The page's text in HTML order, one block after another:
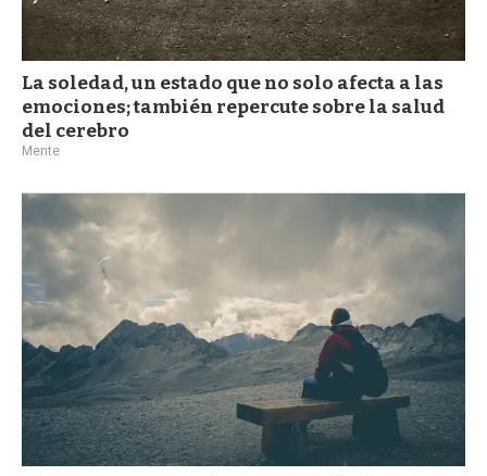
La soledad, un estado que no solo afecta a las
emociones; también repercute sobre la salud
del cerebro
Mente